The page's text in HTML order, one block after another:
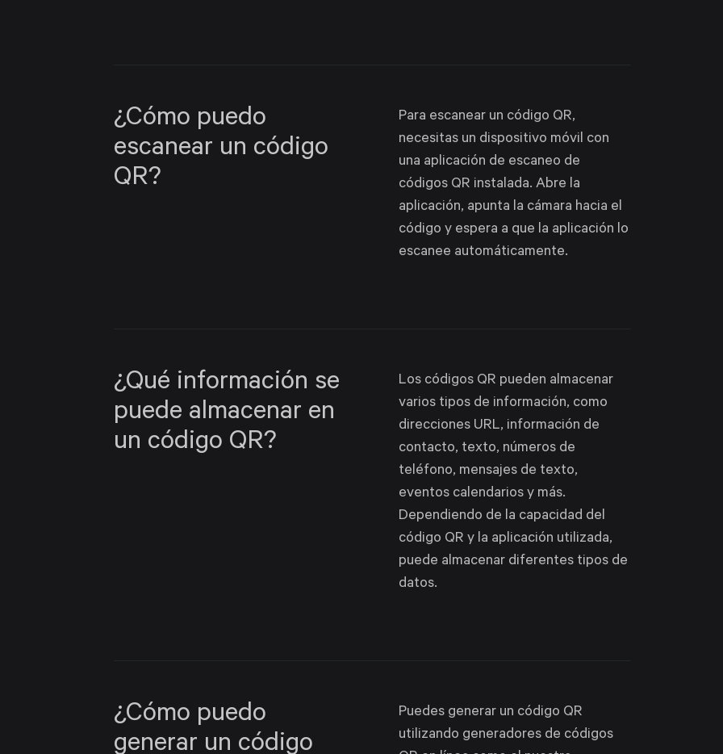
¿Cómo puedo
escanear un código
QR?
Para escanear un código QR,
necesitas un dispositivo móvil con
una aplicación de escaneo de
códigos QR instalada. Abre la
aplicación, apunta la cámara hacia el
código y espera a que la aplicación lo
escanee automáticamente.
¿Qué información se
puede almacenar en
un código QR?
Los códigos QR pueden almacenar
varios tipos de información, como
direcciones URL, información de
contacto, texto, números de
teléfono, mensajes de texto,
eventos calendarios y más.
Dependiendo de la capacidad del
código QR y la aplicación utilizada,
puede almacenar diferentes tipos de
datos.
¿Cómo puedo
generar un código
Puedes generar un código QR
utilizando generadores de códigos